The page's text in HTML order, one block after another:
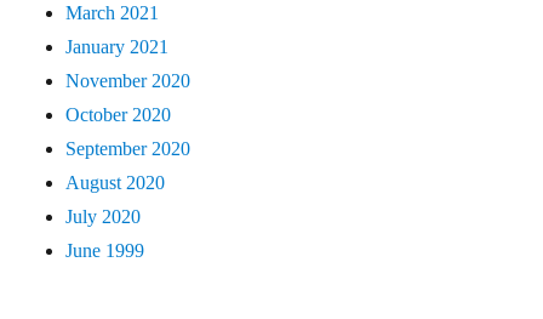
March 2021
January 2021
November 2020
October 2020
September 2020
August 2020
July 2020
June 1999